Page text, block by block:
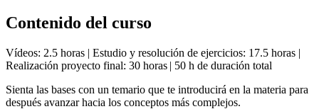
Contenido del curso
Vídeos: 2.5 horas | Estudio y resolución de ejercicios: 17.5 horas |
Realización proyecto final: 30 horas | 50 h de duración total
Sienta las bases con un temario que te introducirá en la materia para
después avanzar hacia los conceptos más complejos.